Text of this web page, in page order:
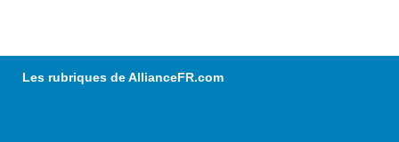
Les rubriques de AllianceFR.com